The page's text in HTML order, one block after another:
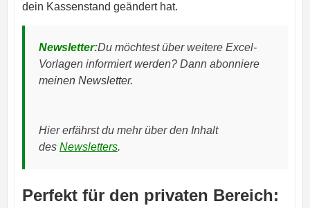
dein Kassenstand geändert hat.
Newsletter:Du möchtest über weitere Excel-
Vorlagen informiert werden? Dann abonniere
meinen Newsletter.
Hier erfährst du mehr über den Inhalt
des Newsletters.
Perfekt für den privaten Bereich: